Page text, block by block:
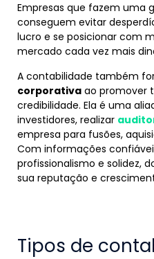
Empresas que fazem uma
conseguem evitar
lucro e se posicionar com
mercado cada vez mais
A contabilidade também
corporativa ao promover
credibilidade. Ela é uma
investidores, realizar
empresa para fusões,
Com informações
profissionalismo e solidez,
sua reputação e
Tipos de